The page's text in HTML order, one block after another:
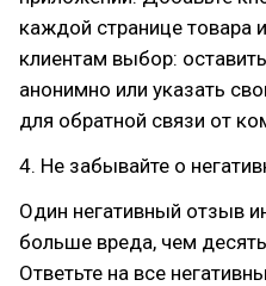
каждой странице товара
клиентам выбор:
анонимно или указать
для обратной связи от
4. Не забывайте о
Один негативный отзыв
больше вреда, чем
Ответьте на все